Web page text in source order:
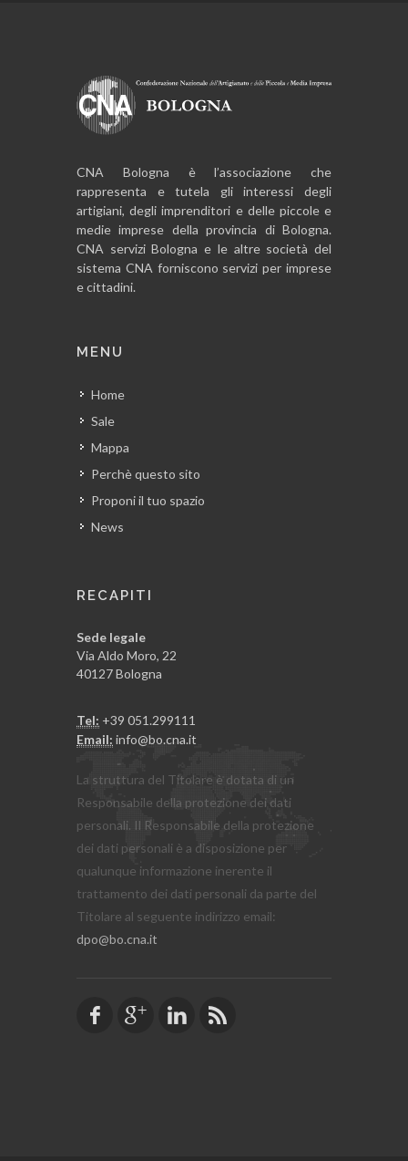
CNA Bologna è l’associazione che
rappresenta e tutela gli interessi degli
artigiani, degli imprenditori e delle piccole e
medie imprese della provincia di Bologna.
CNA servizi Bologna e le altre società del
sistema CNA forniscono servizi per imprese
e cittadini.
MENU
Home
Sale
Mappa
Perchè questo sito
Proponi il tuo spazio
News
RECAPITI
Sede legale
Via Aldo Moro, 22
40127 Bologna
Tel: +39 051.299111
Email: info@bo.cna.it
La struttura del Titolare è dotata di un
Responsabile della protezione dei dati
personali. Il Responsabile della protezione
dei dati personali è a disposizione per
qualunque informazione inerente il
trattamento dei dati personali da parte del
Titolare al seguente indirizzo email:
dpo@bo.cna.it